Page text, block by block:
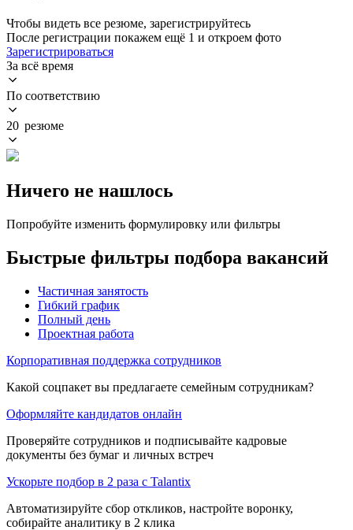
Чтобы видеть все резюме, зарегистрируйтесь
После регистрации покажем ещё 1 и откроем фото
Зарегистрироваться
За всё время
По соответствию
20 резюме
Ничего не нашлось
Попробуйте изменить формулировку или фильтры
Быстрые фильтры подбора вакансий
Частичная занятость
Гибкий график
Полный день
Проектная работа
Корпоративная поддержка сотрудников
Какой соцпакет вы предлагаете семейным сотрудникам?
Оформляйте кандидатов онлайн
Проверяйте сотрудников и подписывайте кадровые
документы без бумаг и личных встреч
Ускорьте подбор в 2 раза с Talantix
Автоматизируйте сбор откликов, настройте воронку,
собирайте аналитику в 2 клика